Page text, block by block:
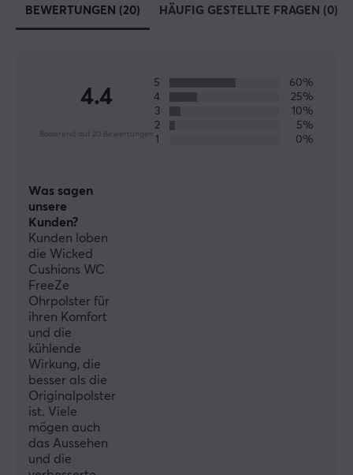
Herstellergarantie
1 jahr garantie
BEWERTUNGEN (20) HÄUFIG GESTELLTE FRAGEN (0)
4.4
Basierend auf 20 Bewertungen
5
60%
4
25%
3
10%
2
5%
1
0%
Was sagen
unsere
Kunden?
Kunden loben
die Wicked
Cushions WC
FreeZe
Ohrpolster für
ihren Komfort
und die
kühlende
Wirkung, die
besser als die
Originalpolster
ist. Viele
mögen auch
das Aussehen
und die